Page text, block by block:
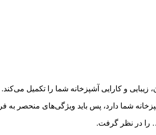
زیبایی و کارایی آشپزخانه شما را تکمیل می‌کند.
شما دارد، پس باید ویژگی‌های منحصر به
را در نظر گرفت.